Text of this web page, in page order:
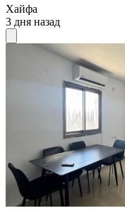
Хайфа
3 дня назад